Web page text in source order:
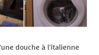
douche à l'italienne